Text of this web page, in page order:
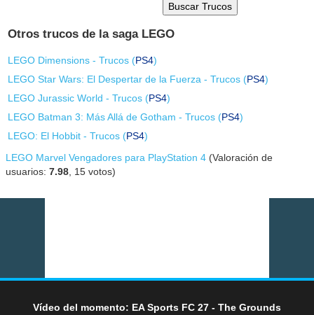
Buscar Trucos
Otros trucos de la saga LEGO
LEGO Dimensions - Trucos (PS4)
LEGO Star Wars: El Despertar de la Fuerza - Trucos (PS4)
LEGO Jurassic World - Trucos (PS4)
LEGO Batman 3: Más Allá de Gotham - Trucos (PS4)
LEGO: El Hobbit - Trucos (PS4)
LEGO Marvel Vengadores para PlayStation 4 (Valoración de
usuarios:7.98 15 votos)
Vídeo del momento: EA Sports FC 27 - The Grounds